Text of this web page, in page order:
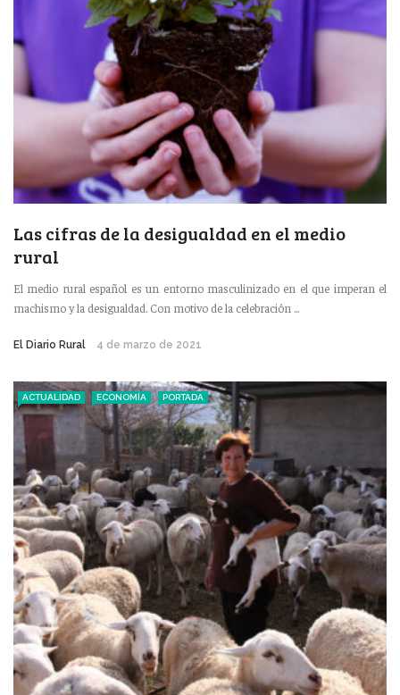
Las cifras de la desigualdad en el medio
rural
El medio rural español es un entorno masculinizado en el que imperan el
machismo y la desigualdad. Con motivo de la celebración ...
El Diario Rural 4 de marzo de 2021
ACTUALIDAD ECONOMÍA PORTADA